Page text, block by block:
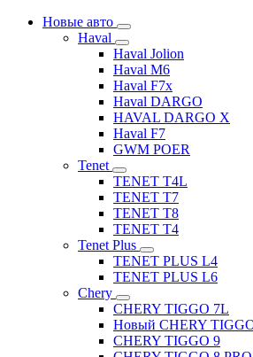
Новые авто
Haval
Haval Jolion
Haval M6
Haval F7x
Haval DARGO
HAVAL DARGO Х
Haval F7
GWM POER
Tenet
TENET T4L
TENET T7
TENET T8
TENET T4
Tenet Plus
TENET PLUS L4
TENET PLUS L6
Chery
CHERY TIGGO 7L
Новый CHERY
CHERY TIGGO 9